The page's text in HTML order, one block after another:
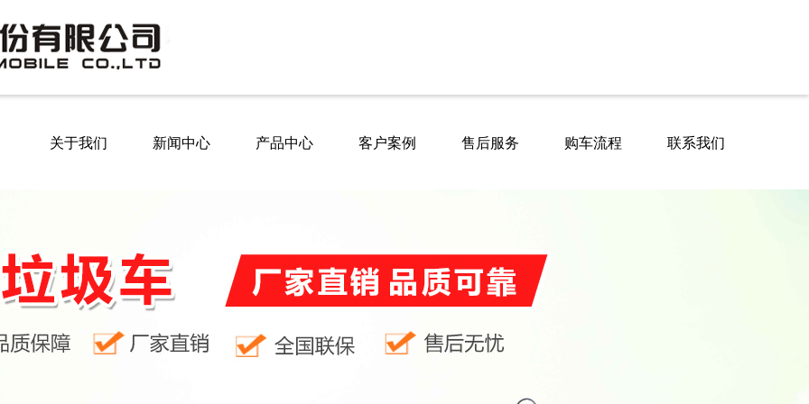
关于我们 新闻中心 产品中心 客户案例 售后服务 购车流程 联系我们